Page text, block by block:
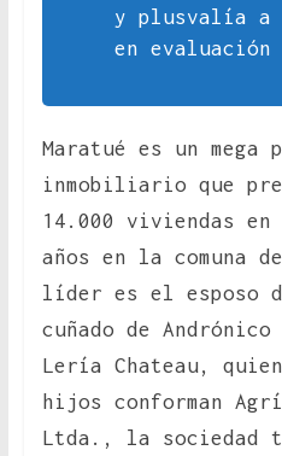
y plusvalía a
en
Maratué es un mega
inmobiliario que
14.000 viviendas en
años en la comuna
líder es el esposo
cuñado de
Lería Chateau,
hijos conforman
Ltda., la sociedad